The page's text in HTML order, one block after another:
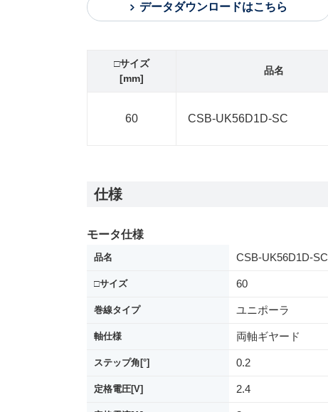
データダウンロードはこちら
□サイズ
[mm]
品名
60 CSB-UK56D1D-SC
仕様
モータ仕様
品名 CSB-UK56D1D-SC
□サイズ 60
巻線タイプ ユニポーラ
軸仕様 両軸ギヤード
ステップ角[°] 0.2
定格電圧[V] 2.4